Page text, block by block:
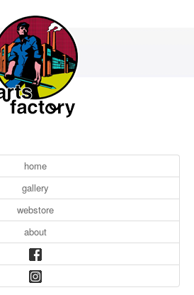
home
gallery
webstore
about